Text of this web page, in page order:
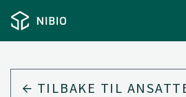
TILBAKE TIL